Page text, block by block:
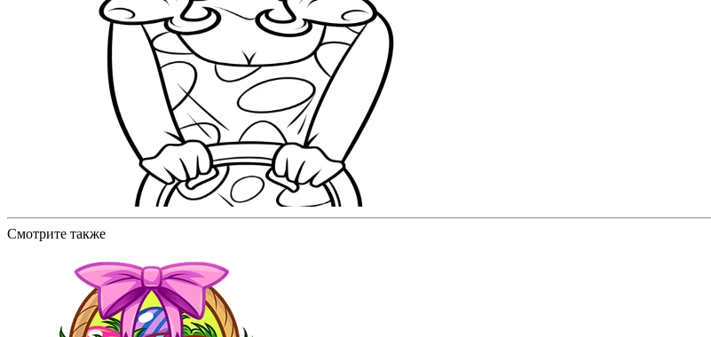
Смотрите также